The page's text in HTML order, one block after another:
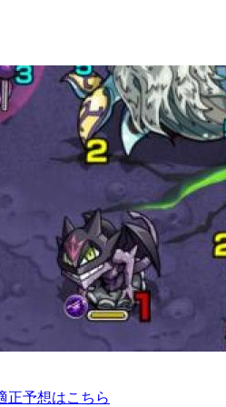
正予想はこちら